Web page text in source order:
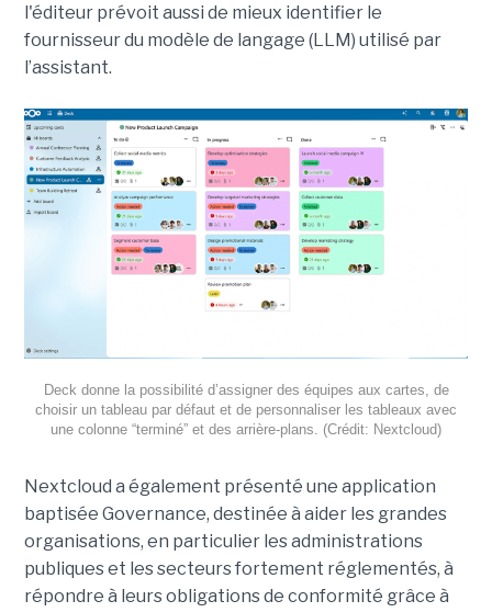
l'éditeur prévoit aussi de mieux identifier le
fournisseur du modèle de langage (LLM) utilisé par
l’assistant.
Deck donne la possibilité d’assigner des équipes aux cartes, de
choisir un tableau par défaut et de personnaliser les tableaux avec
une colonne “terminé” et des arrière-plans. (Crédit: Nextcloud)
Nextcloud a également présenté une application
baptisée Governance, destinée à aider les grandes
organisations, en particulier les administrations
publiques et les secteurs fortement réglementés, à
répondre à leurs obligations de conformité grâce à